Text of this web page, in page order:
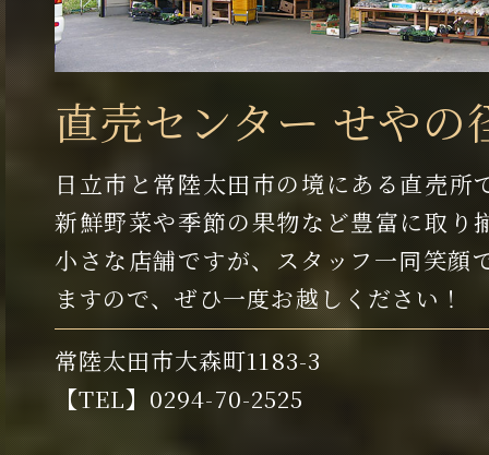
直売センター せやの
日立市と常陸太田市の境にある直売所
新鮮野菜や季節の果物など豊富に取り
小さな店舗ですが、スタッフ一同笑顔
ますので、ぜひ一度お越しください！
常陸太田市大森町1183-3
【TEL】0294-70-2525